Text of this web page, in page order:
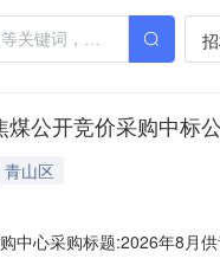
公开竞价采购中标
山区
中心采购标题:2026年8月